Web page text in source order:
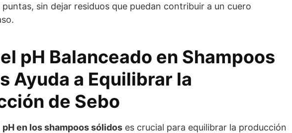
puntas, sin dejar residuos que puedan contribuir a un cuero
pH Balanceado en Shampoos
Ayuda a Equilibrar la
de Sebo
pH en los shampoos sólidos es crucial para equilibrar la producción